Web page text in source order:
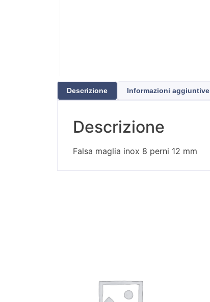
Descrizione Informazioni aggiuntive
Descrizione
Falsa maglia inox 8 perni 12 mm